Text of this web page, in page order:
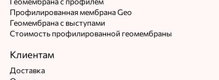
Профилированная мембрана Geo
Геомембрана с выступами
Стоимость профилированной геомембраны
Клиентам
Доставка